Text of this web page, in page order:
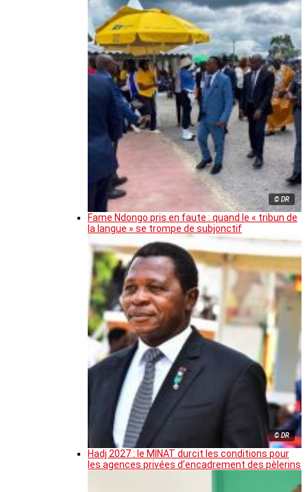
© DR
Fame Ndongo pris en faute : quand le « tribun de
la langue » se trompe de subjonctif
© DR
Hadj 2027 : le MINAT durcit les conditions pour
les agences privées d’encadrement des pèlerins